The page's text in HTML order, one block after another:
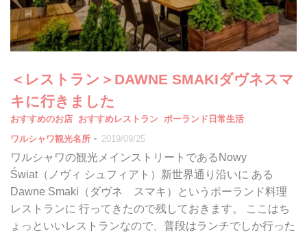
＜レストラン＞DAWNE SMAKIダヴネスマ
キに行きました
おすすめのお店 おすすめレストラン ポーランド日常生活
ワルシャワ観光名所 - 2019/09/25
ワルシャワの観光メインストリートであるNowy
Świat（ノヴィ シュフィアト）新世界通り沿いに ある
Dawne Smaki（ダヴネ スマキ）というポーランド料理
レストランに 行ってきたので残しておきます。 ここはち
ょっといいレストランなので、普段はランチでしか行った